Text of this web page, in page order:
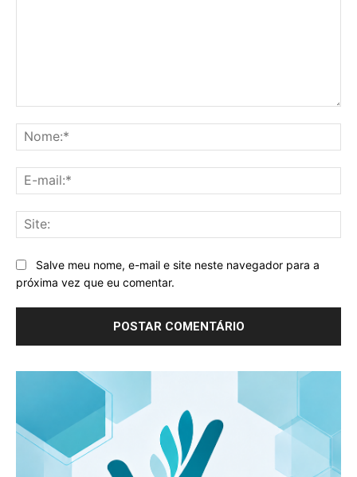
Salve meu nome, e-mail e site neste navegador para a
próxima vez que eu comentar.